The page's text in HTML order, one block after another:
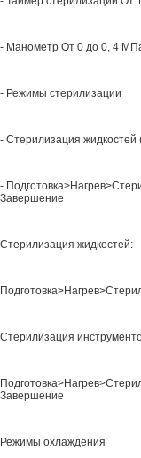
- Манометр От 0 до 0, 4
- Режимы стерилизации
- Стерилизация жидкостей
-
Завершение
Стерилизация жидкостей:
Стерилизация
Завершение
Режимы охлаждения